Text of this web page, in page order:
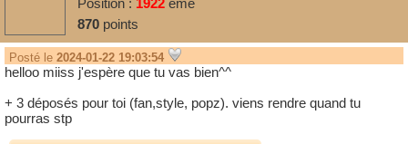
870 points
Posté le 2024-01-22 19:03:54
helloo miiss j'espère que tu vas bien^^
+ 3 déposés pour toi (fan,style, popz). viens rendre quand tu
pourras stp